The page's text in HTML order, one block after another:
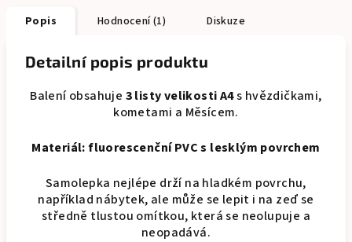
Popis Hodnocení (1) Diskuze
Detailní popis produktu
Balení obsahuje 3 listy velikosti A4s hvězdičkami,
kometami a Měsícem.
Materiál: fluorescenční PVC s lesklým povrchem
Samolepka nejlépe drží na hladkém povrchu,
například nábytek, ale může se lepit i na zeď se
středně tlustou omítkou, která se neolupuje a
neopadává.